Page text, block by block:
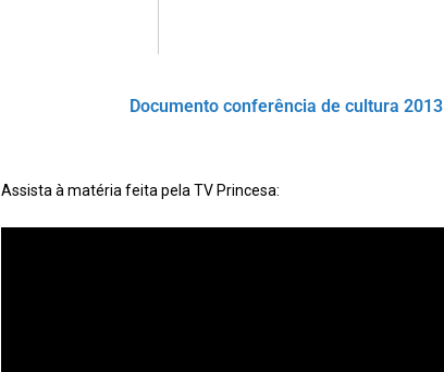
Documento conferência de cultura 2013
Assista à matéria feita pela TV Princesa: